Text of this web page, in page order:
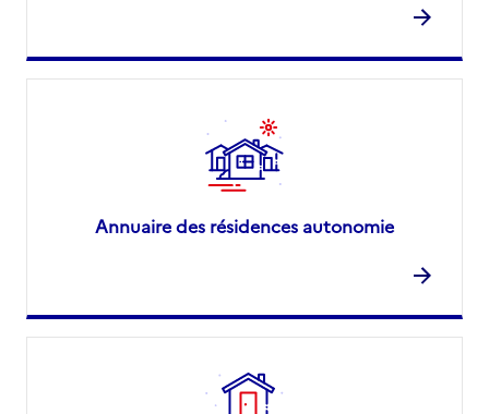
Annuaire des résidences autonomie